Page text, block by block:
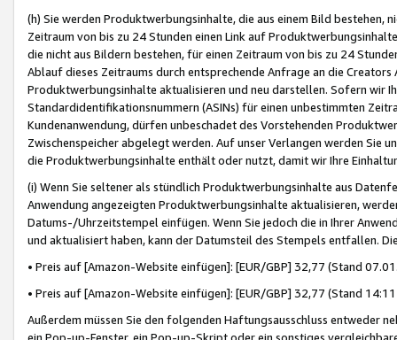
(h) Sie werden Produktwerbungsinhalte, die aus einem Bild bestehen,
Zeitraum von bis zu 24 Stunden einen Link auf
die nicht aus Bildern bestehen, für einen Zeitraum von bis zu 24
Ablauf dieses Zeitraums durch entsprechende Anfrage an die
Produktwerbungsinhalte aktualisieren und neu darstellen. Sofern wir
Standardidentifikationsnummern (ASINs) für einen unbestimmten
Kundenanwendung, dürfen unbeschadet des Vorstehenden
Zwischenspeicher abgelegt werden. Auf unser Verlangen werden Sie
die Produktwerbungsinhalte enthält oder nutzt, damit wir Ihre
(i) Wenn Sie seltener als stündlich Produktwerbungsinhalte aus
Anwendung angezeigten Produktwerbungsinhalte aktualisieren,
Datums-/Uhrzeitstempel einfügen. Wenn Sie jedoch die in Ihrer
und aktualisiert haben, kann der Datumsteil des Stempels entfallen.
• Preis auf [Amazon-Website einfügen]: [EUR/GBP] 32,77 (Stand
• Preis auf [Amazon-Website einfügen]: [EUR/GBP] 32,77 (Stand
Außerdem müssen Sie den folgenden Haftungsausschluss entweder
ein Pop-up-Fenster, ein Pop-up-Skript oder ein sonstiges